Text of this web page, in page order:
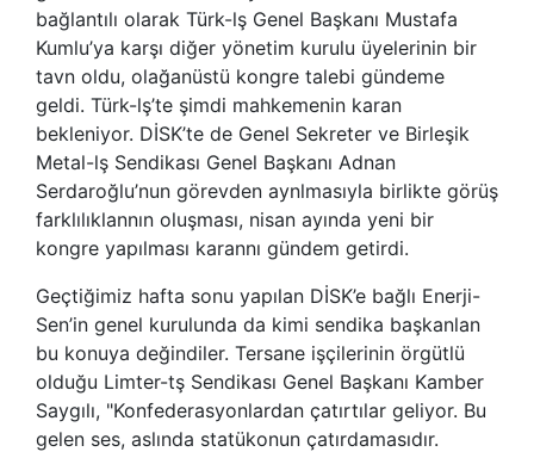
bağlantılı olarak Türk-lş Genel Başkanı Mustafa
Kumlu’ya karşı diğer yönetim kurulu üyelerinin bir
tavn oldu, olağanüstü kongre talebi gündeme
geldi. Türk-lş’te şimdi mahkemenin karan
bekleniyor. DİSK’te de Genel Sekreter ve Birleşik
Metal-lş Sendikası Genel Başkanı Adnan
Serdaroğlu’nun görevden aynlmasıyla birlikte görüş
farklılıklannın oluşması, nisan ayında yeni bir
kongre yapılması karannı gündem getirdi.
Geçtiğimiz hafta sonu yapılan DİSK’e bağlı Enerji-
Sen’in genel kurulunda da kimi sendika başkanlan
bu konuya değindiler. Tersane işçilerinin örgütlü
olduğu Limter-tş Sendikası Genel Başkanı Kamber
Saygılı, "Konfederasyonlardan çatırtılar geliyor. Bu
gelen ses, aslında statükonun çatırdamasıdır.